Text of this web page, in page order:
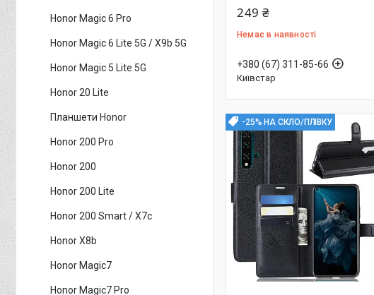
249 ₴
Немає в наявності
+380 (67) 311-85-66
Київстар
-25% НА СКЛО/ПЛІВКУ
Honor Magic 6 Pro
Honor Magic 6 Lite 5G / X9b 5G
Honor Magic 5 Lite 5G
Honor 20 Lite
Планшети Honor
Honor 200 Pro
Honor 200
Honor 200 Lite
Honor 200 Smart / X7c
Honor X8b
Honor Magic7
Honor Magic7 Pro